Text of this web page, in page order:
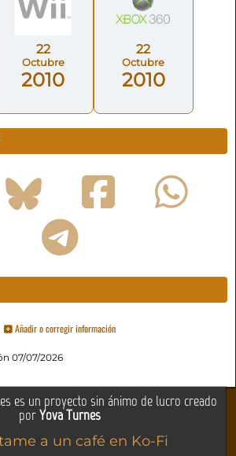
22
Octubre
2010
22
Octubre
2010
Añadir o corregir información
07/07/2026
es un proyecto sin ánimo de lucro creado
porYova Turnes
a un café en Ko-Fi